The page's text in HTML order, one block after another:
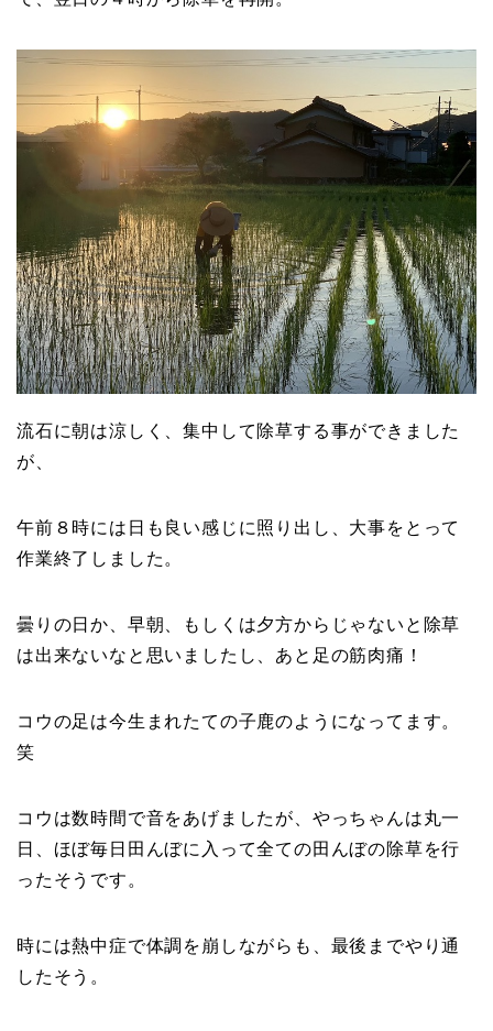
流石に朝は涼しく、集中して除草する事ができました
が、
午前８時には日も良い感じに照り出し、大事をとって
作業終了しました。
曇りの日か、早朝、もしくは夕方からじゃないと除草
は出来ないなと思いましたし、あと足の筋肉痛！
コウの足は今生まれたての子鹿のようになってます。
笑
コウは数時間で音をあげましたが、やっちゃんは丸一
日、ほぼ毎日田んぼに入って全ての田んぼの除草を行
ったそうです。
時には熱中症で体調を崩しながらも、最後までやり通
したそう。